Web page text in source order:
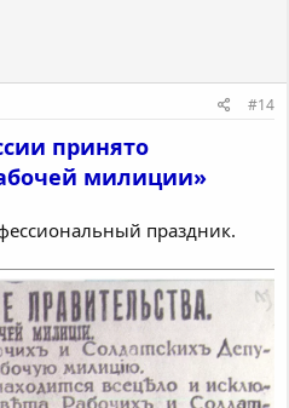
#14
принято
милиции»
праздник.